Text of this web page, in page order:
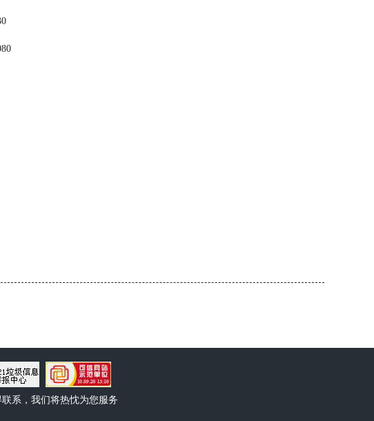
系，我们将热忱为您服务